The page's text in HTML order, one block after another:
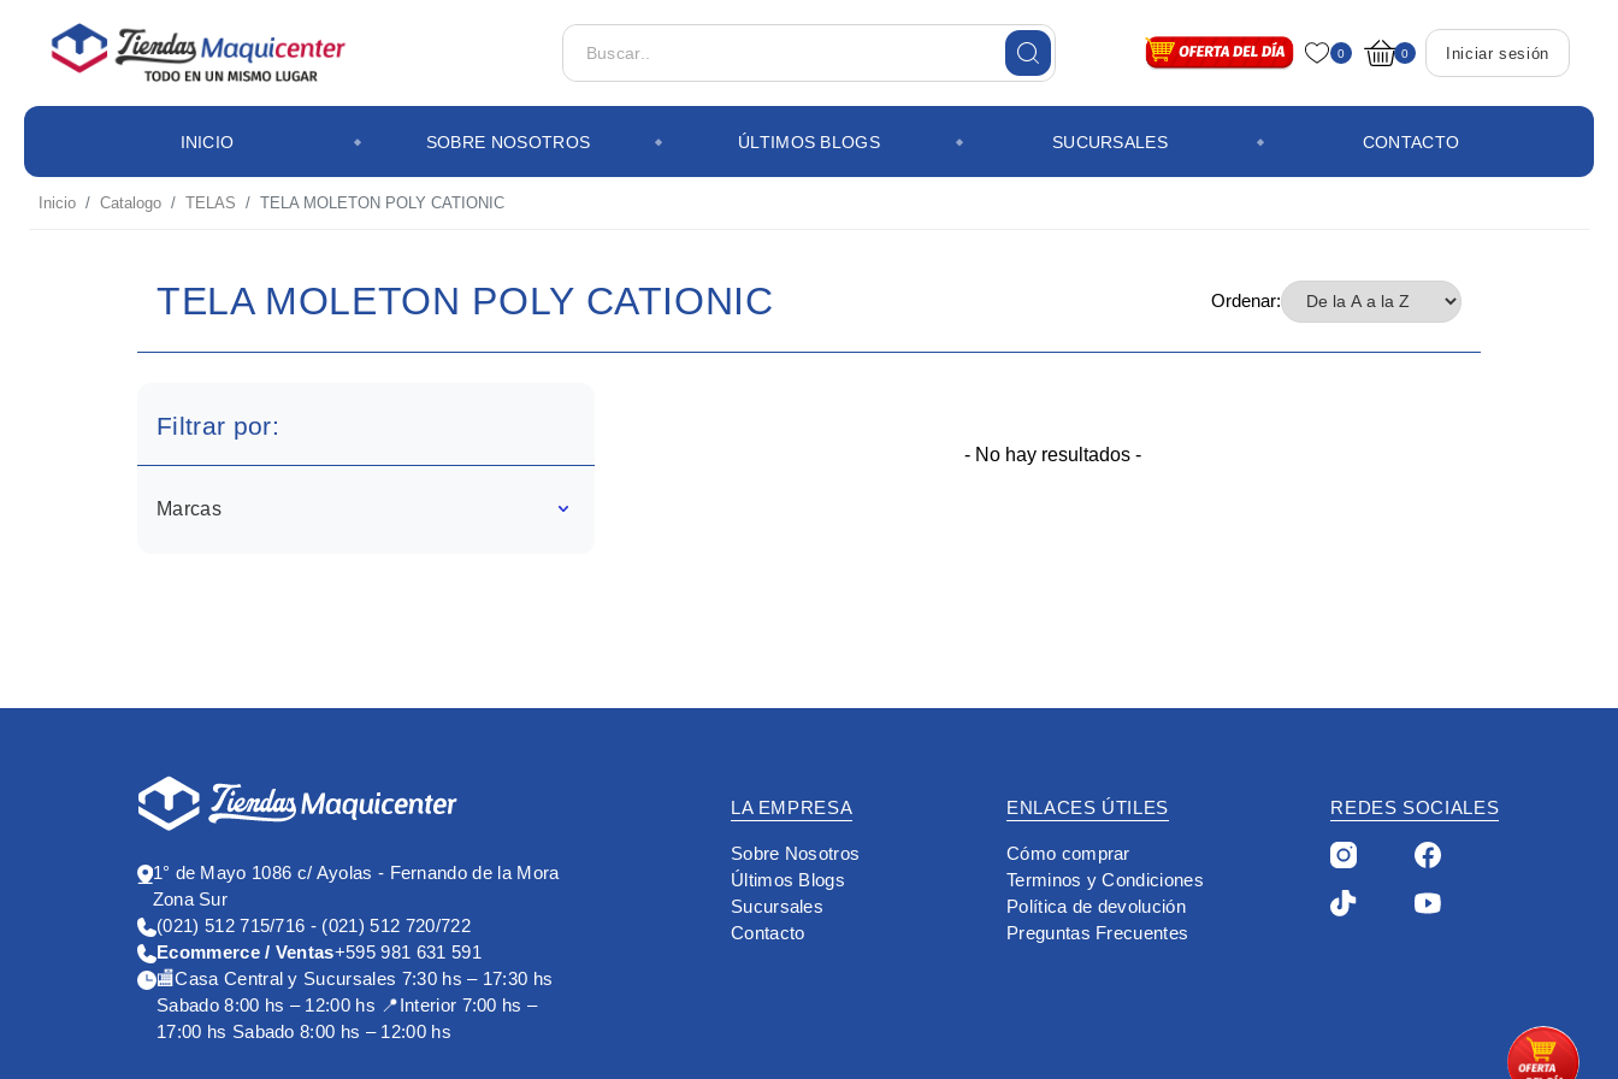
0 0 Iniciar sesión
INICIO SOBRE NOSOTROS ÚLTIMOS BLOGS SUCURSALES CONTACTO
Inicio Catalogo TELAS TELA MOLETON POLY CATIONIC
TELA MOLETON POLY CATIONIC Ordenar:
Filtrar por:
Marcas
- No hay resultados -
1° de Mayo 1086 c/ Ayolas - Fernando de la Mora
Zona Sur
(021) 512 715/716 - (021) 512 720/722
Ecommerce / Ventas+595 981 631 591
🏬Casa Central y Sucursales 7:30 hs – 17:30 hs
Sabado 8:00 hs – 12:00 hs 📍Interior 7:00 hs –
17:00 hs Sabado 8:00 hs – 12:00 hs
LA EMPRESA
Sobre Nosotros
Últimos Blogs
Sucursales
Contacto
ENLACES ÚTILES
Cómo comprar
Terminos y Condiciones
Política de devolución
Preguntas Frecuentes
REDES SOCIALES